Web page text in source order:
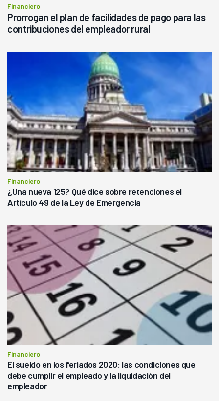
Financiero
Prorrogan el plan de facilidades de pago para las
contribuciones del empleador rural
Financiero
¿Una nueva 125? Qué dice sobre retenciones el
Artículo 49 de la Ley de Emergencia
Financiero
El sueldo en los feriados 2020: las condiciones que
debe cumplir el empleado y la liquidación del
empleador